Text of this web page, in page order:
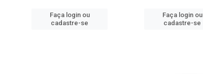
Faça login ou
cadastre-se
Faça login ou
cadastre-se